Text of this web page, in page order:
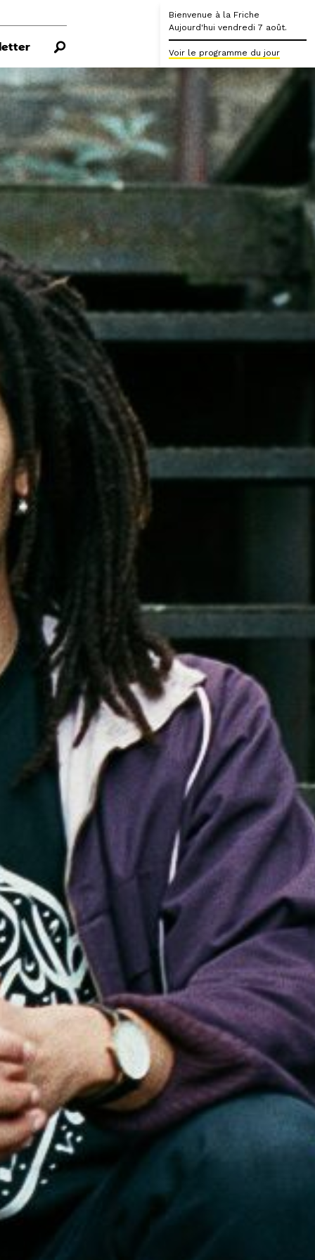
Bienvenue à la Friche
Aujourd'hui vendredi 7 août.
Voir le programme du jour